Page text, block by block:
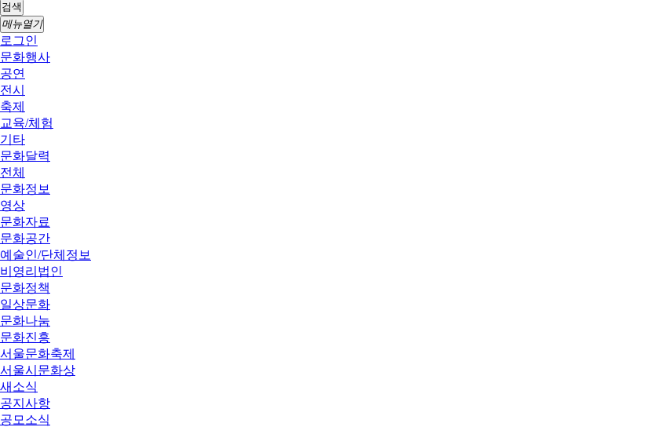
검색
메뉴열기
로그인
문화행사
공연
전시
축제
교육/체험
기타
문화달력
전체
문화정보
영상
문화자료
문화공간
예술인/단체정보
비영리법인
문화정책
일상문화
문화나눔
문화진흥
서울문화축제
서울시문화상
새소식
공지사항
공모소식